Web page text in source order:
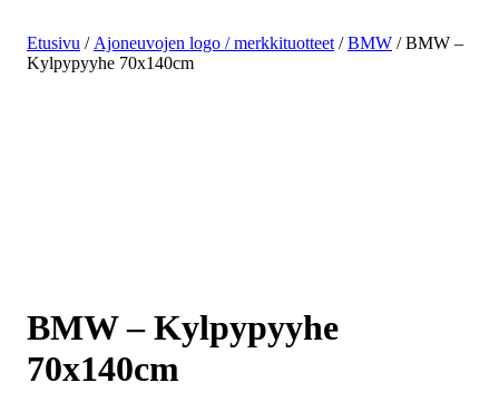
Etusivu / Ajoneuvojen logo / merkkituotteet /BMW / BMW –
Kylpypyyhe 70x140cm
BMW – Kylpypyyhe
70x140cm